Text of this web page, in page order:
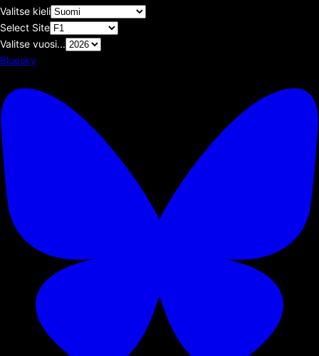
Valitse kieli
Select Site
Valitse vuosi...
Bluesky